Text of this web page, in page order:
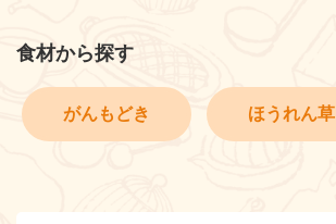
食材から探す
がんもどき ほうれん草